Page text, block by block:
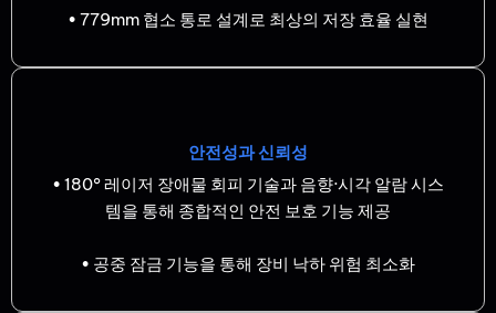
• 779mm 협소 통로 설계로 최상의 저장 효율 실현
안전성과 신뢰성
• 180° 레이저 장애물 회피 기술과 음향·시각 알람 시스
템을 통해 종합적인 안전 보호 기능 제공
• 공중 잠금 기능을 통해 장비 낙하 위험 최소화